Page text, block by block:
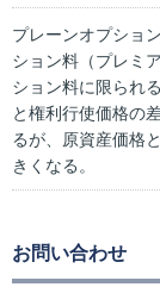
プレーンオプショ
ション料（プレミ
ション料に限られ
と権利行使価格の
るが、原資産価格
きくなる。
お問い合わせ